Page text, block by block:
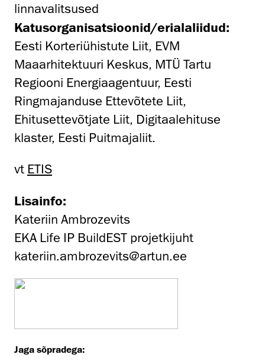
linnavalitsused
Katusorganisatsioonid/erialaliidud:
Eesti Korteriühistute Liit, EVM
Maaarhitektuuri Keskus, MTÜ Tartu
Regiooni Energiaagentuur, Eesti
Ringmajanduse Ettevõtete Liit,
Ehitusettevõtjate Liit, Digitaalehituse
klaster, Eesti Puitmajaliit.
vt ETIS
Lisainfo:
Kateriin Ambrozevits
EKA Life IP BuildEST projetkijuht
kateriin.ambrozevits@artun.ee
Jaga sõpradega: